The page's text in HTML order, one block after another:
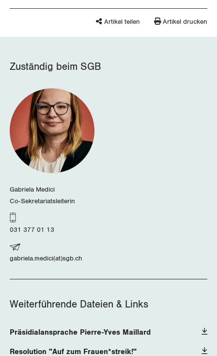
Artikel teilen Artikel drucken
Zuständig beim SGB
Gabriela Medici
Co-Sekretariatsleiterin
031 377 01 13
gabriela.medici(at)sgb.ch
Weiterführende Dateien & Links
Präsidialansprache Pierre-Yves Maillard
Resolution "Auf zum Frauen*streik!"